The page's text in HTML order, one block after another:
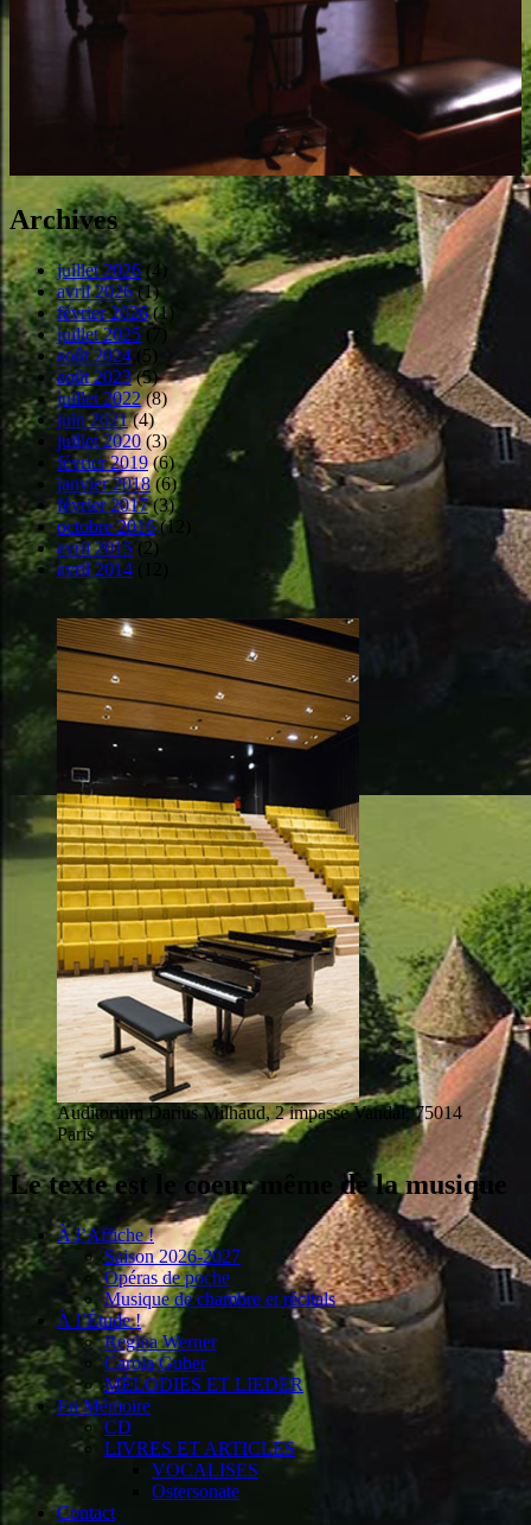
Archives
juillet 2026(4)
avril 2026(1)
février 2026(1)
juillet 2025 (7)
août 2024 (5)
août 2023(5)
juillet 2022(8)
juin 2021(4)
juillet 2020 (3)
février 2019(6)
janvier 2018(6)
février 2017(3)
octobre 2016(12)
avril 2015 (2)
avril 2014
Auditorium Darius Milhaud, 2 impasse Vandal, 75014
Paris
Le texte est le coeur même de la musique
À l’Affiche !
Saison 2026-2027
Opéras de poche
Musique de chambre et récitals
À l’Étude !
Regina Werner
Carola Guber
MÉLODIES ET LIEDER
En Mémoire
CD
LIVRES ET ARTICLES
VOCALISES
Ostersonate
Contact